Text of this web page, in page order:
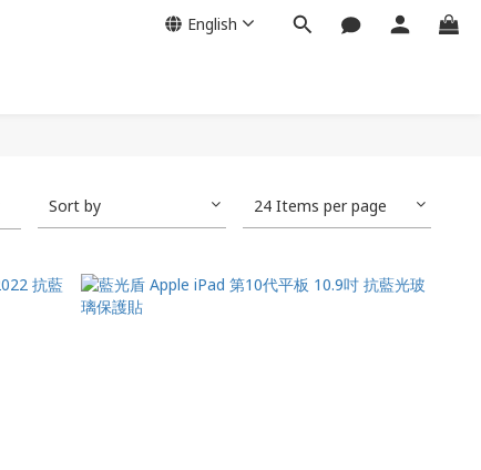
English
Sort by 24 Items per page